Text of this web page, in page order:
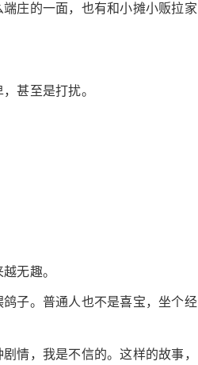
庄的一面，也有和小摊小贩拉家
甚至是打扰。
无趣。
子。普通人也不是喜宝，坐个经
情，我是不信的。这样的故事，